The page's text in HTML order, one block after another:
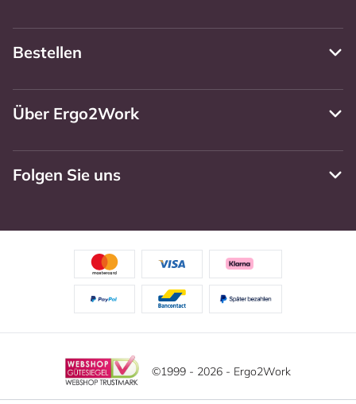
Bestellen
Über Ergo2Work
Folgen Sie uns
©1999 - 2026 - Ergo2Work